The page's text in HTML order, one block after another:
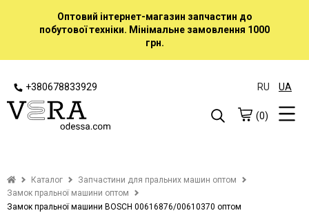
Оптовий інтернет-магазин запчастин до
побутової техніки. Мінімальне замовлення 1000
грн.
+380678833929 RU UA
(0)
Каталог
Запчастини для пральних машин оптом
Замок пральної машини оптом
Замок пральної машини BOSCH 00616876/00610370 оптом